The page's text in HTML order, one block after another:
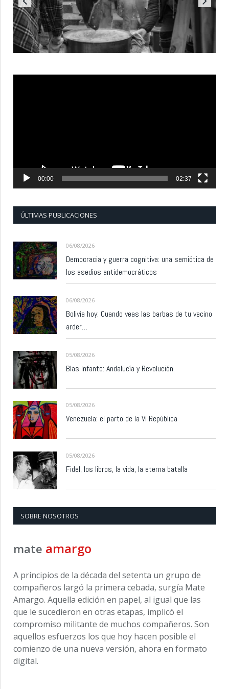
00:00 02:37
ÚLTIMAS PUBLICACIONES
06/08/2026
Democracia y guerra cognitiva: una semiótica de
los asedios antidemocráticos
06/08/2026
Bolivia hoy: Cuando veas las barbas de tu vecino
arder…
05/08/2026
Blas Infante: Andalucía y Revolución.
05/08/2026
Venezuela: el parto de la VI República
05/08/2026
Fidel, los libros, la vida, la eterna batalla
SOBRE NOSOTROS
mate amargo
A principios de la década del setenta un grupo de
compañeros largó la primera cebada, surgía Mate
Amargo. Aquella edición en papel, al igual que las
que le sucedieron en otras etapas, implicó el
compromiso militante de muchos compañeros. Son
aquellos esfuerzos los que hoy hacen posible el
comienzo de una nueva versión, ahora en formato
digital.